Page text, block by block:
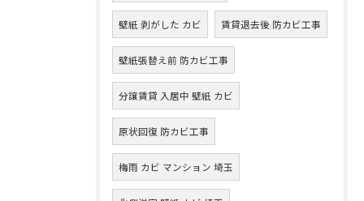
壁紙 剥がした カビ 賃貸退去後 防カビ工事
壁紙張替え前 防カビ工事
分譲賃貸 入居中 壁紙 カビ
原状回復 防カビ工事
梅雨 カビ マンション 埼玉